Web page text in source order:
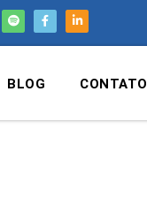
BLOG CONTATO